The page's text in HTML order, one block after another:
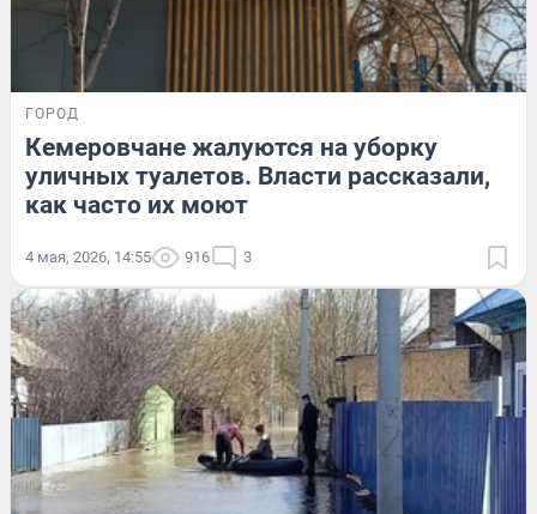
ГОРОД
Кемеровчане жалуются на уборку
уличных туалетов. Власти рассказали,
как часто их моют
4 мая, 2026, 14:55 916 3